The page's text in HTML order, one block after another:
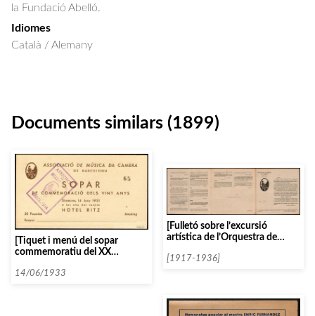
la Fundació Abelló.
Idiomes
Català / Alemany
Documents similars (1899)
[Tiquet i menú del sopar
commemoratiu del XX
Música de Càmera]
14/06/1933
[Fulletó sobre l’excursió
artística de l’Orquestra de
Filarmòniques d’Espanya]
[1917-1936]